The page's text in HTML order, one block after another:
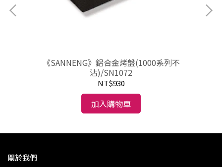
《SANNENG》鋁合金烤盤(1000系列不
沾)/SN1072
NT$930
加入購物車
關於我們